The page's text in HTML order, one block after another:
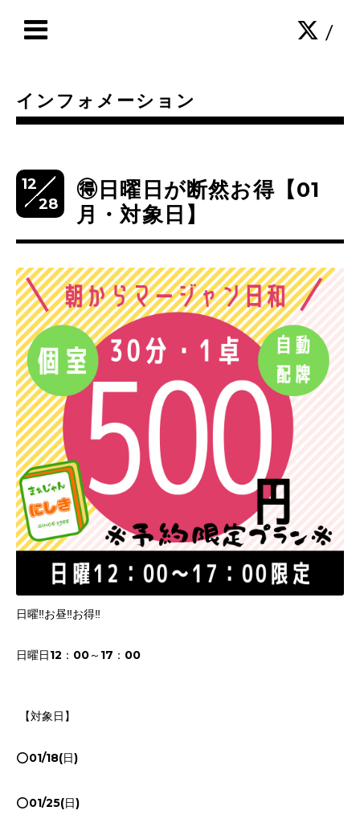
/
インフォメーション
12
28
🉐日曜日が断然お得【01
月・対象日】
日曜‼️お昼‼️お得‼️
日曜日12：00～17：00
【対象日】
⭕️01/18(日)
⭕️01/25(日)